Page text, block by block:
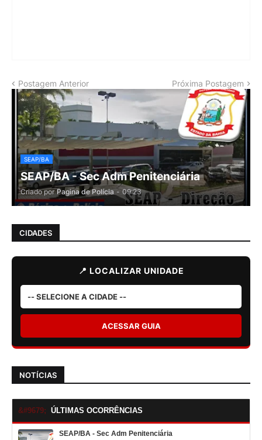
Postagem Anterior Próxima Postagem
SEAP/BA
SEAP/BA - Sec Adm Penitenciária
Criado por Pagina de Polícia - 09:23
CIDADES
📍 LOCALIZAR UNIDADE
ACESSAR GUIA
NOTÍCIAS
ÚLTIMAS OCORRÊNCIAS
SEAP/BA - Sec Adm Penitenciária